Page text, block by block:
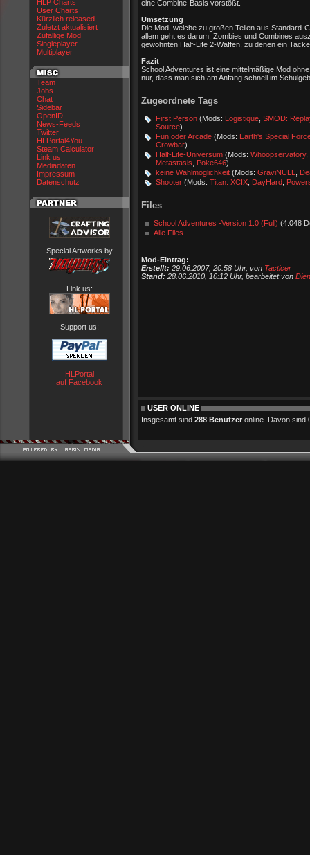
HLP Charts
User Charts
Kürzlich released
Zuletzt aktualisiert
Zufällige Mod
Singleplayer
Multiplayer
Team
Jobs
Chat
Sidebar
OpenID
News-Feeds
Twitter
HLPortal4You
Steam Calculator
Link us
Mediadaten
Impressum
Datenschutz
Special Artworks by
Link us:
Support us:
HLPortal
auf Facebook
eine Combine-Basis vorstößt.
Umsetzung
Die Mod, welche zu großen Teilen aus Standard-
allem geht es darum, Zombies und Combines
gewohnten Half-Life 2-Waffen, zu denen ein
Fazit
School Adventures ist eine mittelmäßige Mod
nur, dass man sich am Anfang schnell im
Zugeordnete Tags
First Person (Mods: Logistique SMOD:
Source)
Fun oder Arcade (Mods: Earth's Special
Crowbar)
Half-Life-Universum (Mods: Whoopservatory,
Metastasis
Poke646)
keine Wahlmöglichkeit (Mods: GraviNULL
Shooter (Mods: Titan: XCIX DayHard
Files
School Adventures -Version 1.0 (Full) (4.048
Alle Files
Mod-Eintrag:
Erstellt: 29.06.2007, 20:58 Uhr, von Tacticer
Stand: 28.06.2010, 10:12 Uhr, bearbeitet von
USER ONLINE
Insgesamt sind 288 Benutzer online. Davon sind